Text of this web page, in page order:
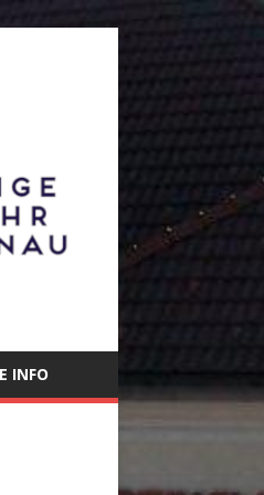
INFO